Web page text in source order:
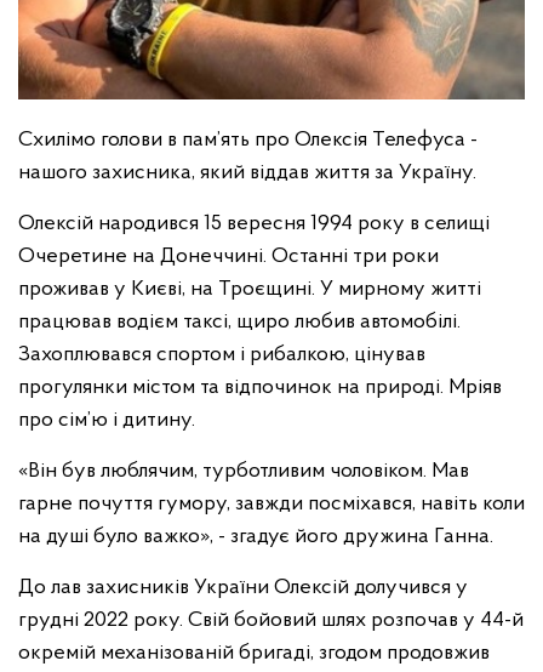
Схилімо голови в пам’ять про Олексія Телефуса -
нашого захисника, який віддав життя за Україну.
Олексій народився 15 вересня 1994 року в селищі
Очеретине на Донеччині. Останні три роки
проживав у Києві, на Троєщині. У мирному житті
працював водієм таксі, щиро любив автомобілі.
Захоплювався спортом і рибалкою, цінував
прогулянки містом та відпочинок на природі. Мріяв
про сім’ю і дитину.
«Він був люблячим, турботливим чоловіком. Мав
гарне почуття гумору, завжди посміхався, навіть коли
на душі було важко», - згадує його дружина Ганна.
До лав захисників України Олексій долучився у
грудні 2022 року. Свій бойовий шлях розпочав у 44-й
окремій механізованій бригаді, згодом продовжив